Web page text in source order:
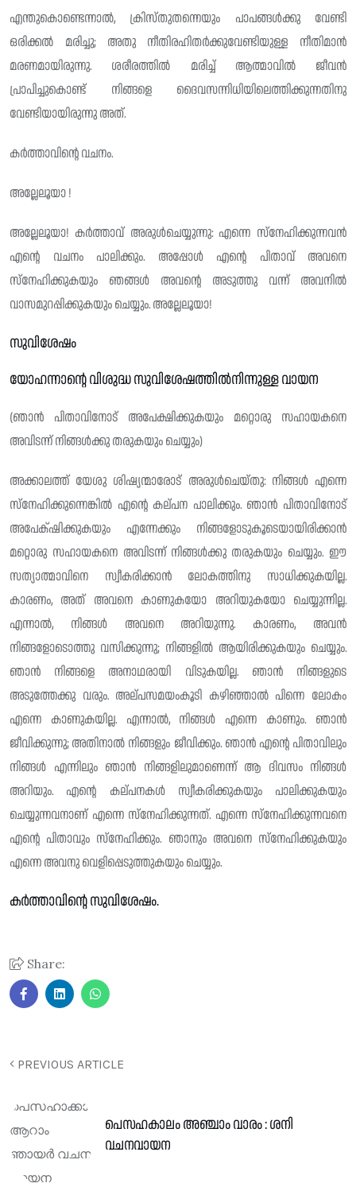
എന്തുകൊണ്ടെന്നാൽ, ക്രിസ്‌തുതന്നെയും പാപങ്ങൾക്കു വേണ്ടി
ഒരിക്കൽ മരിച്ചു; അതു നീതിരഹിതർക്കുവേണ്ടിയുള്ള നീതിമാൻ
മരണമായിരുന്നു. ശരീരത്തിൽ മരിച്ച് ആത്മാവിൽ ജീവൻ
പ്രാപിച്ചുകൊണ്ട് നിങ്ങളെ ദൈവസന്നിധിയിലെത്തിക്കുന്നതിനു
വേണ്ടിയായിരുന്നു അത്.
കർത്താവിന്റെ വചനം.
അല്ലേലൂയാ !
അല്ലേലൂയാ! കർത്താവ് അരുൾചെയ്യുന്നു: എന്നെ സ്നേഹിക്കുന്നവൻ
എൻ്റെ വചനം പാലിക്കും. അപ്പോൾ എന്റെ പിതാവ് അവനെ
സ്നേഹിക്കുകയും ഞങ്ങൾ അവൻ്റെ അടുത്തു വന്ന് അവനിൽ
വാസമുറപ്പിക്കുകയും ചെയ്യും. അല്ലേലൂയാ!
സുവിശേഷം
യോഹന്നാന്റെ വിശുദ്ധ സുവിശേഷത്തിൽനിന്നുള്ള വായന
(ഞാൻ പിതാവിനോട് അപേക്ഷിക്കുകയും മറ്റൊരു സഹായകനെ
അവിടന്ന് നിങ്ങൾക്കു തരുകയും ചെയ്യും)
അക്കാലത്ത് യേശു ശിഷ്യന്മാരോട് അരുൾചെയ്തു: നിങ്ങൾ എന്നെ
സ്നേഹിക്കുന്നെങ്കിൽ എന്റെ കല്‌പന പാലിക്കും. ഞാൻ പിതാവിനോട്
അപേക്‌ഷിക്കുകയും എന്നേക്കും നിങ്ങളോടുകൂടെയായിരിക്കാൻ
മറ്റൊരു സഹായകനെ അവിടന്ന് നിങ്ങൾക്കു തരുകയും ചെയ്യും. ഈ
സത്യാത്മാവിനെ സ്വീകരിക്കാൻ ലോകത്തിനു സാധിക്കുകയില്ല.
കാരണം, അത് അവനെ കാണുകയോ അറിയുകയോ ചെയ്യുന്നില്ല.
എന്നാൽ, നിങ്ങൾ അവനെ അറിയുന്നു. കാരണം, അവൻ
നിങ്ങളോടൊത്തു വസിക്കുന്നു; നിങ്ങളിൽ ആയിരിക്കുകയും ചെയ്യും.
ഞാൻ നിങ്ങളെ അനാഥരായി വിടുകയില്ല. ഞാൻ നിങ്ങളുടെ
അടുത്തേക്കു വരും. അല്‌പസമയംകൂടി കഴിഞ്ഞാൽ പിന്നെ ലോകം
എന്നെ കാണുകയില്ല. എന്നാൽ, നിങ്ങൾ എന്നെ കാണും. ഞാൻ
ജീവിക്കുന്നു; അതിനാൽ നിങ്ങളും ജീവിക്കും. ഞാൻ എന്റെ പിതാവിലും
നിങ്ങൾ എന്നിലും ഞാൻ നിങ്ങളിലുമാണെന്ന് ആ ദിവസം നിങ്ങൾ
അറിയും. എന്റെ കല്പനകൾ സ്വീകരിക്കുകയും പാലിക്കുകയും
ചെയ്യുന്നവനാണ് എന്നെ സ്നേഹിക്കുന്നത്. എന്നെ സ്നേഹിക്കുന്നവനെ
എന്റെ പിതാവും സ്നേഹിക്കും. ഞാനും അവനെ സ്നേഹിക്കുകയും
എന്നെ അവനു വെളിപ്പെടുത്തുകയും ചെയ്യും.
കർത്താവിന്റെ സുവിശേഷം.
Share:
PREVIOUS ARTICLE
പെസഹകാലം അഞ്ചാം വാരം : ശനി
വചനവായന